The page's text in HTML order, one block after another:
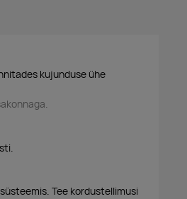
kujunduse ühe
Tee kordustellimusi